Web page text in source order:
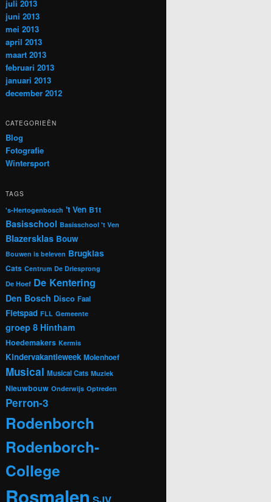
juli 2013
juni 2013
mei 2013
april 2013
maart 2013
februari 2013
januari 2013
december 2012
CATEGORIEËN
Blog
Fotografie
Wintersport
TAGS
's-Hertogenbosch 't Ven B1t
Basisschool Basisschool 't Ven
Blazersklas Bouw
Bouwen is beleven Brugklas
Cats Centrum De Driesprong
De Hoef De Kentering
Den Bosch Disco Faal
Fietspad FLL Gemeente
groep 8 Hintham
Hoedemakers Kermis
Kindervakantieweek Molenhoef
Musical Musical Cats Muziek
Nieuwbouw Onderwijs Optreden
Perron-3
Rodenborch
Rodenborch-
College
Rosmalen